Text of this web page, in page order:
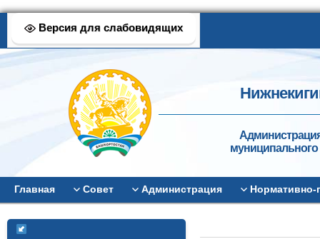
Версия для слабовидящих
муниципального
Главная Совет Администрация